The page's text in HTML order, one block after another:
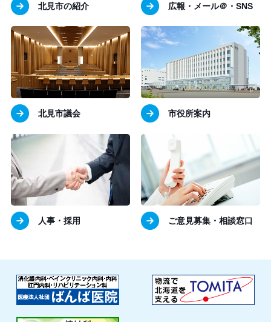
北見市の紹介 広報・メール＠・SNS
北見市議会 市役所案内
人事・採用 ご意見募集・相談窓口